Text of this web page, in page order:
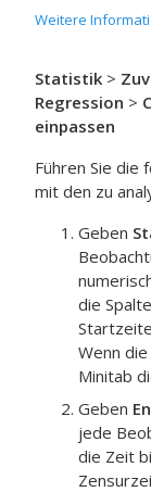
Weitere
Statistik >
Regression >
einpassen
Führen Sie die
mit den zu
Geben
die
Wenn
Minitab
Geben
jede
die Zeit